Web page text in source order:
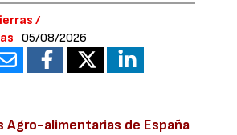
/
05/08/2026
Agro-alimentarias de España